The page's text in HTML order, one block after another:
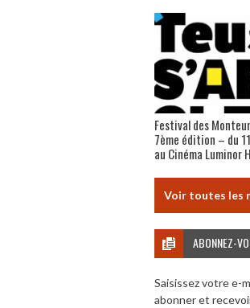
Festival des
7ème édition – du
au Cinéma Luminor
Voir toutes les
ABONNEZ-
Saisissez votre e-
abonner et